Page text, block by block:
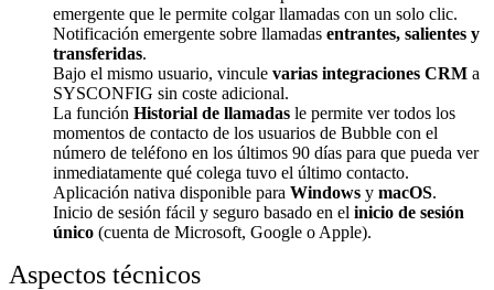
emergente que le permite colgar llamadas con un solo clic.
Notificación emergente sobre llamadas entrantes, salientes y
transferidas.
Bajo el mismo usuario, vincule varias integraciones CRM a
SYSCONFIG sin coste adicional.
La función Historial de llamadas le permite ver todos los
momentos de contacto de los usuarios de Bubble con el
número de teléfono en los últimos 90 días para que pueda ver
inmediatamente qué colega tuvo el último contacto.
Aplicación nativa disponible para Windows y macOS.
Inicio de sesión fácil y seguro basado en el inicio de sesión
único (cuenta de Microsoft, Google o Apple).
Aspectos técnicos